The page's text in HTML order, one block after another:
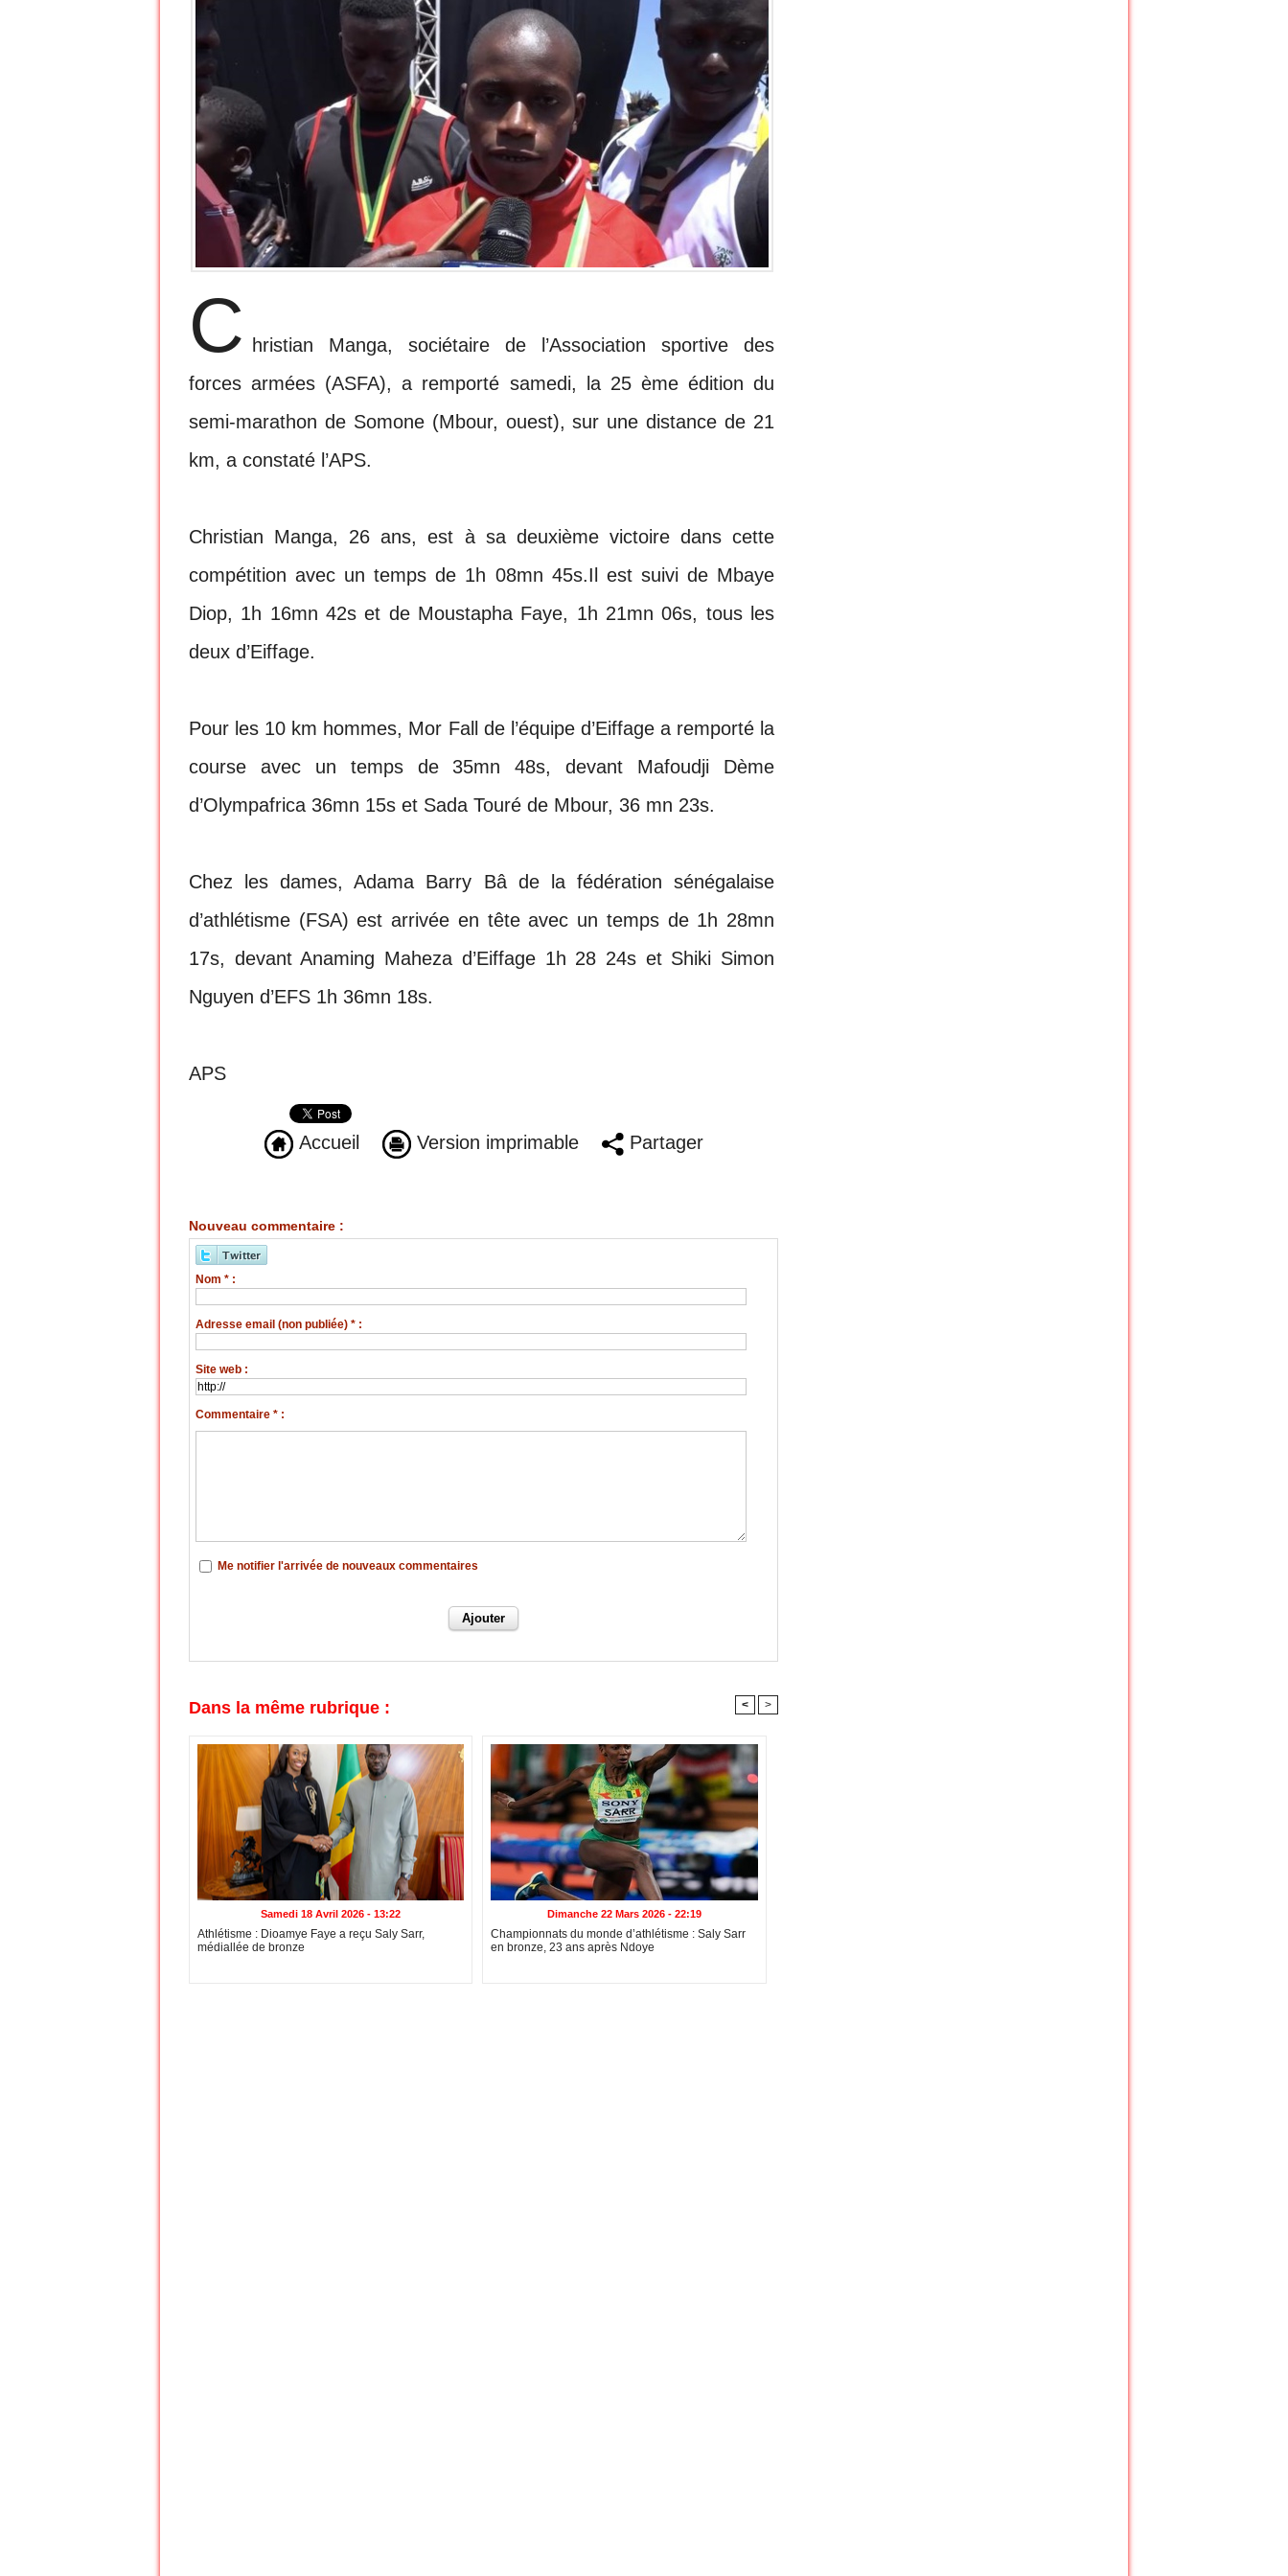
C
hristian Manga, sociétaire de l’Association sportive des
forces armées (ASFA), a remporté samedi, la 25 ème édition du
semi-marathon de Somone (Mbour, ouest), sur une distance de 21
km, a constaté l’APS.
Christian Manga, 26 ans, est à sa deuxième victoire dans cette
compétition avec un temps de 1h 08mn 45s.Il est suivi de Mbaye
Diop, 1h 16mn 42s et de Moustapha Faye, 1h 21mn 06s, tous les
deux d’Eiffage.
Pour les 10 km hommes, Mor Fall de l’équipe d’Eiffage a remporté la
course avec un temps de 35mn 48s, devant Mafoudji Dème
d’Olympafrica 36mn 15s et Sada Touré de Mbour, 36 mn 23s.
Chez les dames, Adama Barry Bâ de la fédération sénégalaise
d’athlétisme (FSA) est arrivée en tête avec un temps de 1h 28mn
17s, devant Anaming Maheza d’Eiffage 1h 28 24s et Shiki Simon
Nguyen d’EFS 1h 36mn 18s.
APS
Accueil Version imprimable Partager
Nouveau commentaire :
Nom * :
Adresse email (non publiée) * :
Site web :
Commentaire * :
Me notifier l'arrivée de nouveaux commentaires
Dans la même rubrique : < >
Samedi 18 Avril 2026 - 13:22
Athlétisme : Dioamye Faye a reçu Saly Sarr,
médiallée de bronze
Dimanche 22 Mars 2026 - 22:19
Championnats du monde d’athlétisme : Saly Sarr
en bronze, 23 ans après Ndoye